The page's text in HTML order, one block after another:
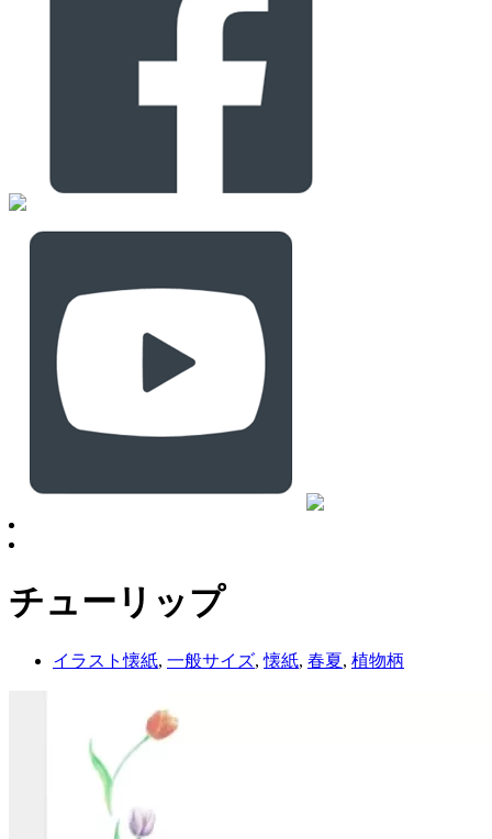
チューリップ
イラスト懐紙, 一般サイズ,懐紙, 春夏, 植物柄